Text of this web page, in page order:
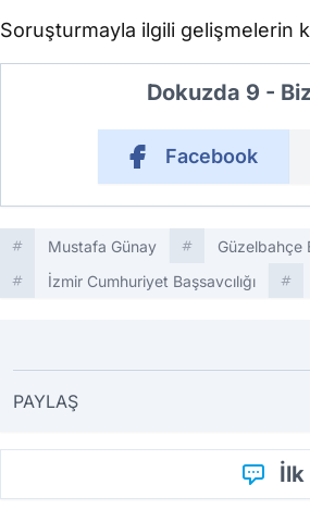
Soruşturmayla ilgili gelişmelerin
Dokuzda 9 -
Facebook
Mustafa Günay Güzelbahçe
İzmir Cumhuriyet Başsavcılığı
PAYLAŞ
İlk